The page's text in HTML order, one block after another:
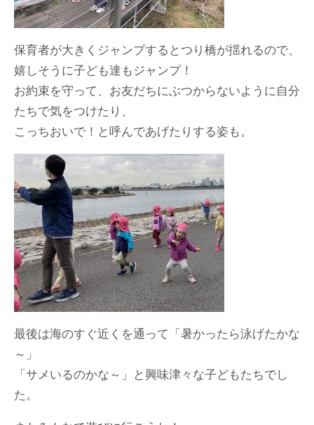
保育者が大きくジャンプするとつり橋が揺れるので、
嬉しそうに子ども達もジャンプ！
お約束を守って、お友だちにぶつからないように自分
たちで気をつけたり、
こっちおいで！と呼んであげたりする姿も。
最後は海のすぐ近くを通って「暑かったら泳げたかな
～」
「サメいるのかな～」と興味津々な子どもたちでし
た。